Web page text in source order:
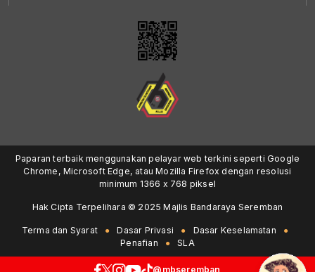
Paparan terbaik menggunakan pelayar web terkini seperti Google
Chrome, Microsoft Edge, atau Mozilla Firefox dengan resolusi
minimum 1366 x 768 piksel
Hak Cipta Terpelihara © 2025 Majlis Bandaraya Seremban
Terma dan Syarat Dasar Privasi
Dasar Keselamatan
Penafian
SLA
@mbseremban